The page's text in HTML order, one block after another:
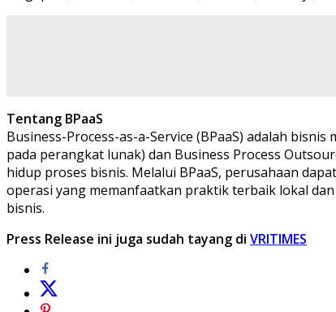
Tentang BPaaS
Business-Process-as-a-Service (BPaaS) adalah
pada perangkat lunak) dan Business Process
hidup proses bisnis. Melalui BPaaS, perusahaan
operasi yang memanfaatkan praktik terbaik lokal
bisnis.
Press Release ini juga sudah tayang di VRITIMES